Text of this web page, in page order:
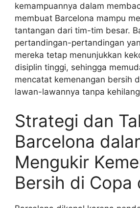
kemampuannya dalam
membuat Barcelona mampu
tantangan dari tim-tim besar.
pertandingan-pertandingan
mereka tetap menunjukkan
disiplin tinggi, sehingga
mencatat kemenangan bersih
lawan-lawannya tanpa
Strategi dan
Barcelona
Mengukir
Bersih di Copa